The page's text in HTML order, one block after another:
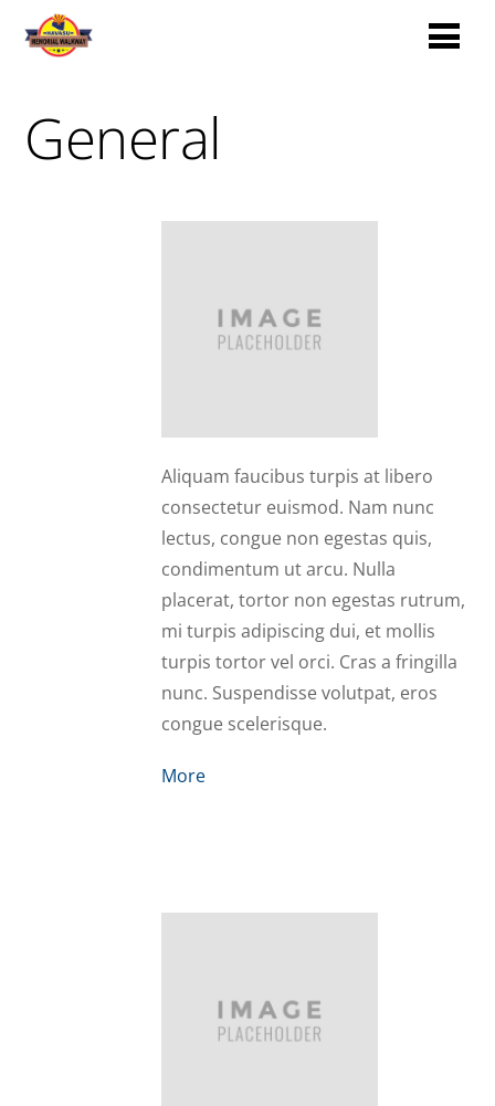
General
Terresa
Aliquam faucibus turpis at libero
consectetur euismod. Nam nunc
lectus, congue non egestas quis,
condimentum ut arcu. Nulla
placerat, tortor non egestas rutrum,
mi turpis adipiscing dui, et mollis
turpis tortor vel orci. Cras a fringilla
nunc. Suspendisse volutpat, eros
congue scelerisque.
More